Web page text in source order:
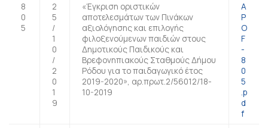
8
0
5
2
5
/
1
0
/
2
0
1
9
«Έγκριση οριστικών
αποτελεσμάτων των Πινάκων
αξιολόγησης και επιλογής
φιλοξενούμενων παιδιών στους
Δημοτικούς Παιδικούς και
Βρεφονηπιακούς Σταθμούς Δήμου
Ρόδου για το παιδαγωγικό έτος
2019-2020», αρ.πρωτ.2/56012/18-
10-2019
A
P
O
F
-
8
0
5
.p
d
f